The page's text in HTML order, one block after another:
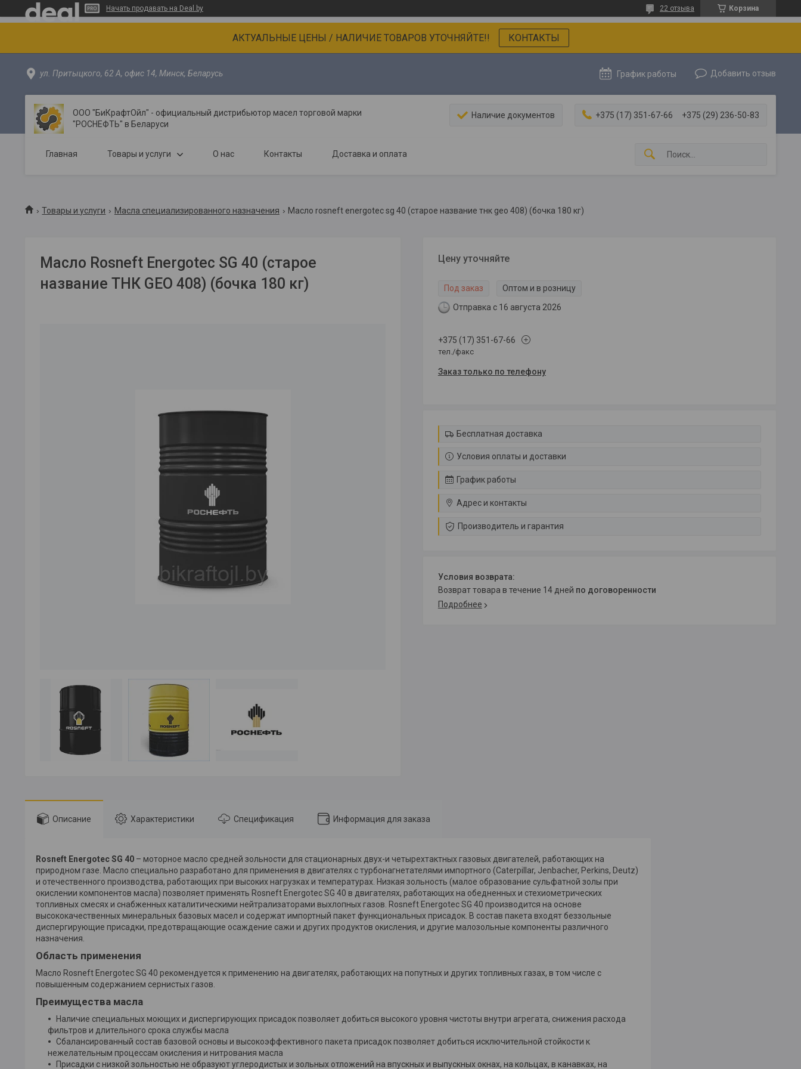
Начать продавать на Deal.by Корзина
22 отзыва
АКТУАЛЬНЫЕ ЦЕНЫ / НАЛИЧИЕ ТОВАРОВ УТОЧНЯЙТЕ!! КОНТАКТЫ
ул. Притыцкого, 62 А, офис 14, Минск, Беларусь График работы Добавить отзыв
ООО "БиКрафтОйл" - официальный дистрибьютор масел торговой марки
"РОСНЕФТЬ" в Беларуси
Наличие документов +375 (17) 351-67-66 +375 (29) 236-50-83
Главная Товары и услуги О нас Контакты Доставка и оплата
Товары и услуги Масла специализированного назначения Масло rosneft energotec sg 40 (старое название тнк geo 408) (бочка 180 кг)
Масло Rosneft Energotec SG 40 (старое
название ТНК GEO 408) (бочка 180 кг)
Цену уточняйте
Под заказ
Оптом и в розницу
Отправка с 16 августа 2026
+375 (17) 351-67-66
тел./факс
Заказ только по телефону
Бесплатная доставка
Условия оплаты и доставки
График работы
Адрес и контакты
Производитель и гарантия
возврат товара в течение 14 дней по договоренности
Подробнее
Описание Характеристики Спецификация Информация для заказа
Rosneft Energotec SG 40 – моторное масло средней зольности для стационарных двух-и четырехтактных газовых двигателей, работающих на
природном газе. Масло специально разработано для применения в двигателях с турбонагнетателями импортного (Caterpillar, Jenbacher, Perkins, Deutz)
и отечественного производства, работающих при высоких нагрузках и температурах. Низкая зольность (малое образование сульфатной золы при
окислении компонентов масла) позволяет применять Rosneft Energotec SG 40 в двигателях, работающих на обедненных и стехиометрических
топливных смесях и снабженных каталитическими нейтрализаторами выхлопных газов. Rosneft Energotec SG 40 производится на основе
высококачественных минеральных базовых масел и содержат импортный пакет функциональных присадок. В состав пакета входят беззольные
диспергирующие присадки, предотвращающие осаждение сажи и других продуктов окисления, и другие малозольные компоненты различного
назначения.
Область применения
Масло Rosneft Energotec SG 40 рекомендуется к применению на двигателях, работающих на попутных и других топливных газах, в том числе с
повышенным содержанием сернистых газов.
Преимущества масла
Наличие специальных моющих и диспергирующих присадок позволяет добиться высокого уровня чистоты внутри агрегата, снижения расхода
фильтров и длительного срока службы масла
Сбалансированный состав базовой основы и высокоэффективного пакета присадок позволяет добиться исключительной стойкости к
нежелательным процессам окисления и нитрования масла
Присадки с низкой зольностью не образуют углеродистых и зольных отложений на впускных и выпускных окнах, на кольцах, в канавках, на